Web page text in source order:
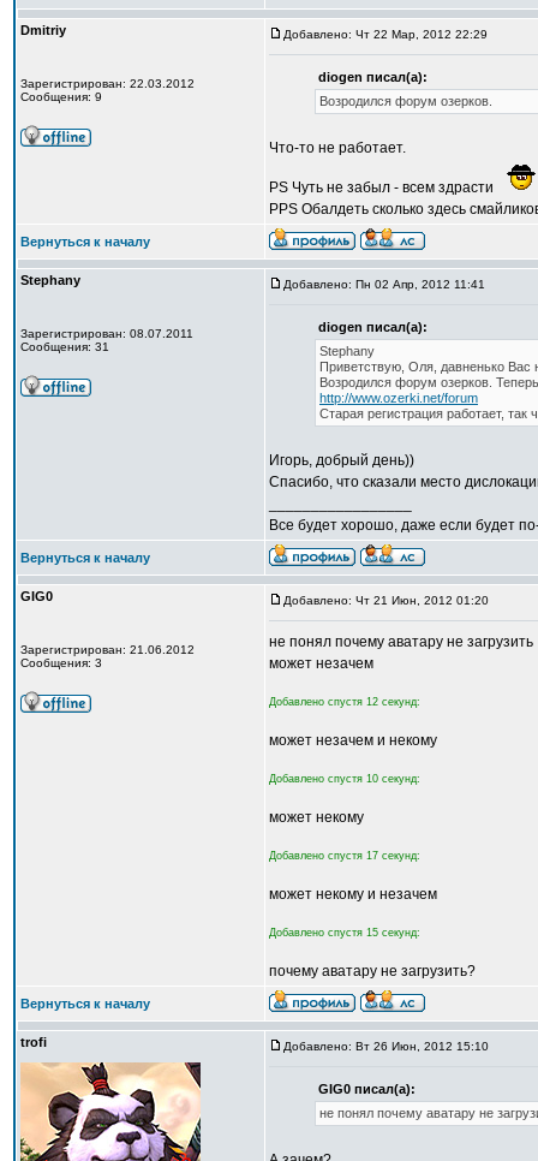
Dmitriy
Зарегистрирован: 22.03.2012
Сообщения: 9
Добавлено: Чт 22 Мар, 2012 22:29
diogen писал(а):
Возродился форум озерков.
Что-то не работает.
PS Чуть не забыл - всем здрасти
PPS Обалдеть сколько здесь
Вернуться к началу
Stephany
Зарегистрирован: 08.07.2011
Сообщения: 31
Добавлено: Пн 02 Апр, 2012 11:41
diogen писал(а):
Stephany
Приветствую, Оля, давненько Вас
Возродился форум озерков.
http://www.ozerki.net/forum
Старая регистрация работает, так
Игорь, добрый день))
Спасибо, что сказали место
Все будет хорошо, даже если будет
Вернуться к началу
GIG0
Зарегистрирован: 21.06.2012
Сообщения: 3
Добавлено: Чт 21 Июн, 2012 01:20
не понял почему аватару не загрузить
может незачем
Добавлено спустя 12 секунд:
может незачем и некому
Добавлено спустя 10 секунд:
может некому
Добавлено спустя 17 секунд:
может некому и незачем
Добавлено спустя 15 секунд:
почему аватару не загрузить?
Вернуться к началу
trofi Добавлено: Вт 26 Июн, 2012 15:10
GIG0 писал(а):
не понял почему аватару не